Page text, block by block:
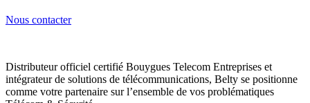
Nous contacter
Distributeur officiel certifié Bouygues Telecom Entreprises et
intégrateur de solutions de télécommunications, Belty se positionne
comme votre partenaire sur l’ensemble de vos problématiques